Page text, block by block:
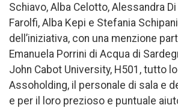
Schiavo, Alba Celotto, Alessandra
Farolfi, Alba Kepi e Stefania
dell’iniziativa, con una menzione
Emanuela Porrini di Acqua di
John Cabot University, H501, tutto
Assoholding, il personale di sala e
e per il loro prezioso e puntuale